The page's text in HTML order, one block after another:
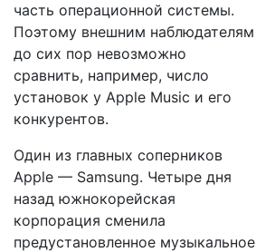
часть операционной системы.
Поэтому внешним наблюдателям
до сих пор невозможно
сравнить, например, число
установок у Apple Music и его
конкурентов.
Один из главных соперников
Apple — Samsung. Четыре дня
назад южнокорейская
корпорация сменила
предустановленное музыкальное